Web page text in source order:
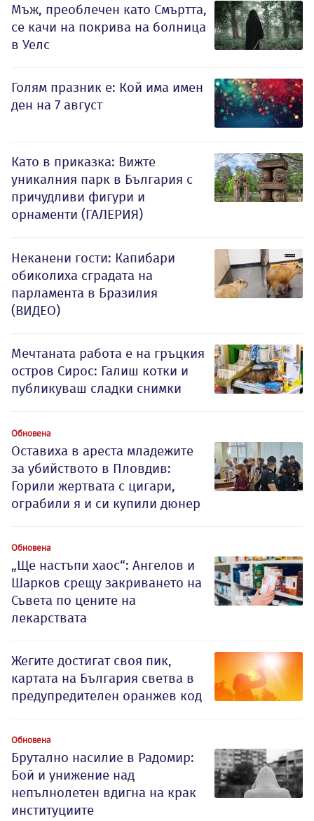
Мъж, преоблечен като Смъртта,
се качи на покрива на болница
в Уелс
Голям празник е: Кой има имен
ден на 7 август
Като в приказка: Вижте
уникалния парк в България с
причудливи фигури и
орнаменти (ГАЛЕРИЯ)
Неканени гости: Капибари
обиколиха сградата на
парламента в Бразилия
(ВИДЕО)
Мечтаната работа е на гръцкия
остров Сирос: Галиш котки и
публикуваш сладки снимки
Обновена
Оставиха в ареста младежите
за убийството в Пловдив:
Горили жертвата с цигари,
ограбили я и си купили дюнер
Обновена
„Ще настъпи хаос“: Ангелов и
Шарков срещу закриването на
Съвета по цените на
лекарствата
Жегите достигат своя пик,
картата на България светва в
предупредителен оранжев код
Обновена
Брутално насилие в Радомир:
Бой и унижение над
непълнолетен вдигна на крак
институциите